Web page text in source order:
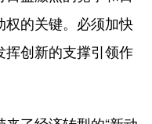
的关键。必须加快
挥创新的支撑引领作